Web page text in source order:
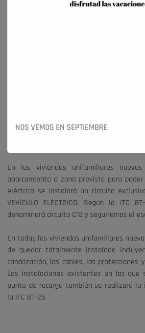
En las viviendas unifamiliares
aparcamiento o zona prevista para
eléctrico se instalará un circuito
VEHÍCULO ELÉCTRICO. Según la ITC
denominará circuito C13 y seguiremos el
En todas las viviendas unifamiliares
de quedar totalmente instalado
canalización, los cables, las protecciones
Las instalaciones existentes en las que
punto de recarga también se realizará la
la ITC BT-25.
NOS VEMOS EN SEPTIEMBRE